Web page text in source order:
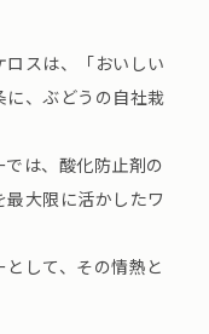
スは、「おいしい
に、ぶどうの自社栽
は、酸化防止剤の
大限に活かしたワ
して、その情熱と